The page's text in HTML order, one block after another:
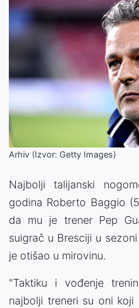
Arhiv (Izvor: Getty Images)
Najbolji talijanski
godina Roberto Baggio
da mu je trener Pep
suigrač u Bresciji u
je otišao u mirovinu.
"Taktiku i vođenje
najbolji treneri su oni koji